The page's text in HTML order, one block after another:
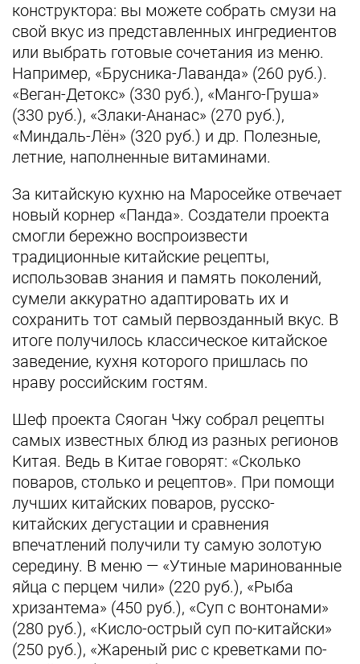
конструктора: вы можете собрать смузи на
свой вкус из представленных ингредиентов
или выбрать готовые сочетания из меню.
Например, «Брусника-Лаванда» (260 руб.).
«Веган-Детокс» (330 руб.), «Манго-Груша»
(330 руб.), «Злаки-Ананас» (270 руб.),
«Миндаль-Лён» (320 руб.) и др. Полезные,
летние, наполненные витаминами.
За китайскую кухню на Маросейке отвечает
новый корнер «Панда». Создатели проекта
смогли бережно воспроизвести
традиционные китайские рецепты,
использовав знания и память поколений,
сумели аккуратно адаптировать их и
сохранить тот самый первозданный вкус. В
итоге получилось классическое китайское
заведение, кухня которого пришлась по
нраву российским гостям.
Шеф проекта Сяоган Чжу собрал рецепты
самых известных блюд из разных регионов
Китая. Ведь в Китае говорят: «Cколько
поваров, столько и рецептов». При помощи
лучших китайских поваров, русско-
китайских дегустации и сравнения
впечатлений получили ту самую золотую
середину. В меню — «Утиные маринованные
яйца с перцем чили» (220 руб.), «Рыба
хризантема» (450 руб.), «Суп с вонтонами»
(280 руб.), «Кисло-острый суп по-китайски»
(250 руб.), «Жареный рис с креветками по-